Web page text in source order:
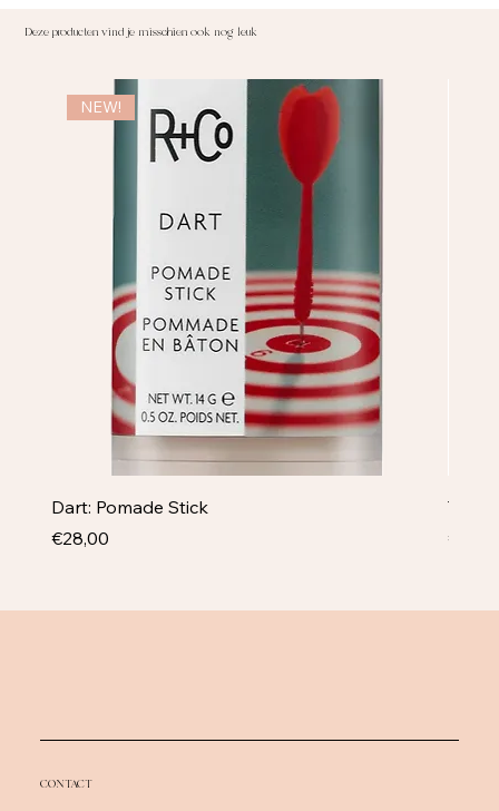
NEW!
Dart: Pomade Stick
Price
€28,00
Price
Deze producten vind je misschien ook nog leuk
CONTACT